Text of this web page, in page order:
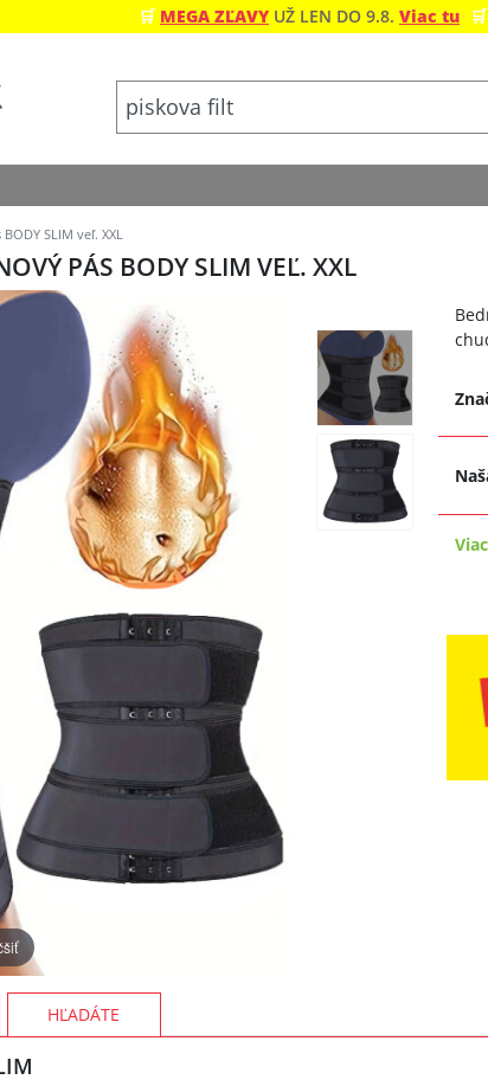
🛒 MEGA ZĽAVY UŽ LEN DO 9.8. Viac tu 🛒
SLIM veľ. XXL
PÁS BODY SLIM VEĽ. XXL
HĽADÁTE